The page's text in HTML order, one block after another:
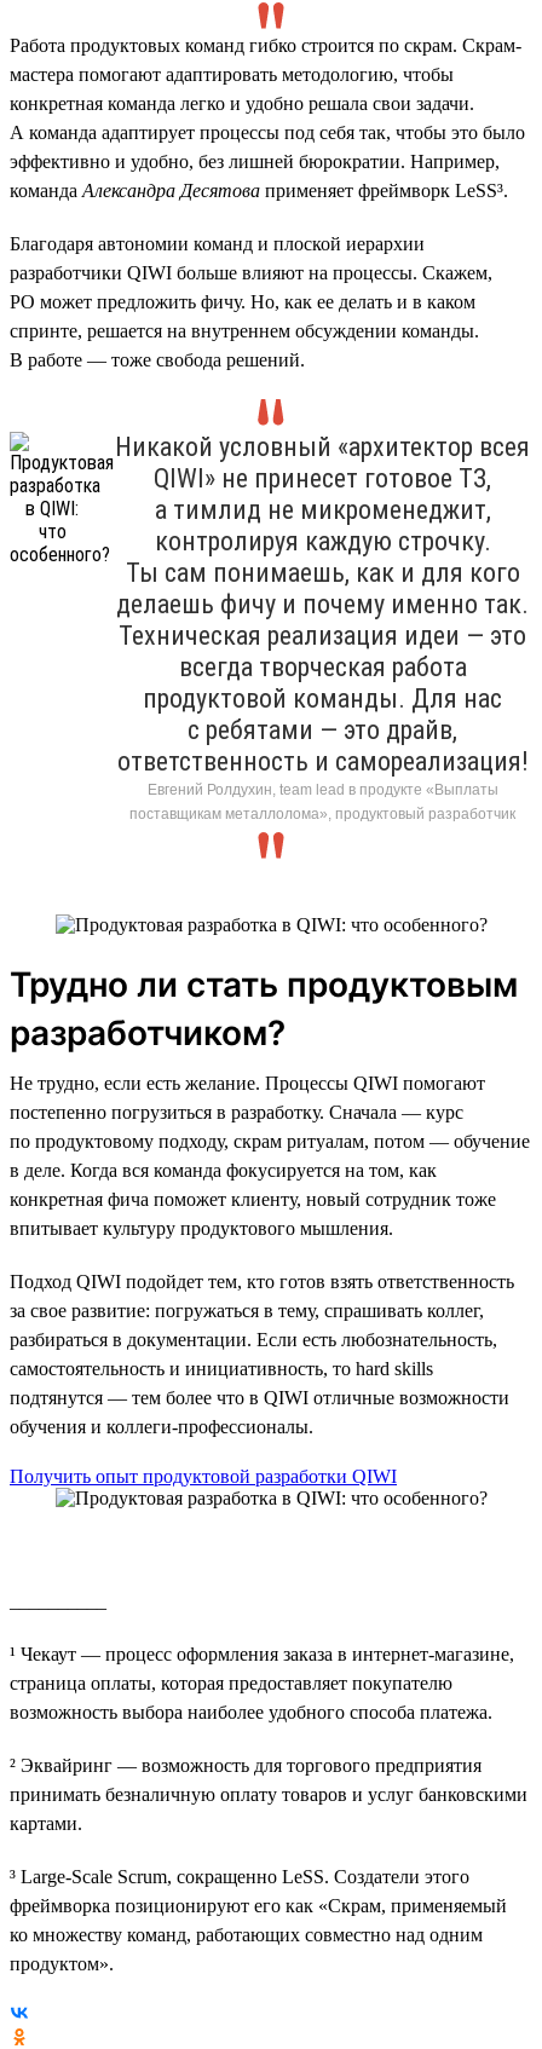
Работа продуктовых команд гибко строится по скрам. Скрам-
мастера помогают адаптировать методологию, чтобы
конкретная команда легко и удобно решала свои задачи.
А команда адаптирует процессы под себя так, чтобы это было
эффективно и удобно, без лишней бюрократии. Например,
команда Александра Десятова применяет фреймворк LeSS³.
Благодаря автономии команд и плоской иерархии
разработчики QIWI больше влияют на процессы. Скажем,
PO может предложить фичу. Но, как ее делать и в каком
спринте, решается на внутреннем обсуждении команды.
В работе — тоже свобода решений.
Никакой условный «архитектор всея
QIWI» не принесет готовое ТЗ,
а тимлид не микроменеджит,
контролируя каждую строчку.
Ты сам понимаешь, как и для кого
делаешь фичу и почему именно так.
Техническая реализация идеи — это
всегда творческая работа
продуктовой команды. Для нас
с ребятами — это драйв,
ответственность и самореализация!
Евгений Ролдухин, team lead в продукте «Выплаты
поставщикам металлолома», продуктовый разработчик
Трудно ли стать продуктовым
разработчиком?
Не трудно, если есть желание. Процессы QIWI помогают
постепенно погрузиться в разработку. Сначала — курс
по продуктовому подходу, скрам ритуалам, потом — обучение
в деле. Когда вся команда фокусируется на том, как
конкретная фича поможет клиенту, новый сотрудник тоже
впитывает культуру продуктового мышления.
Подход QIWI подойдет тем, кто готов взять ответственность
за свое развитие: погружаться в тему, спрашивать коллег,
разбираться в документации. Если есть любознательность,
самостоятельность и инициативность, то hard skills
подтянутся — тем более что в QIWI отличные возможности
обучения и коллеги-профессионалы.
Получить опыт продуктовой разработки QIWI
¹ Чекаут — процесс оформления заказа в интернет-магазине,
страница оплаты, которая предоставляет покупателю
возможность выбора наиболее удобного способа платежа.
² Эквайринг — возможность для торгового предприятия
принимать безналичную оплату товаров и услуг банковскими
картами.
³ Large-Scale Scrum, сокращенно LeSS. Создатели этого
фреймворка позиционируют его как «Скрам, применяемый
ко множеству команд, работающих совместно над одним
продуктом».